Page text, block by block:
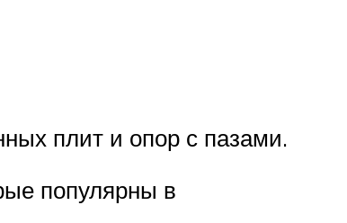
плит и опор с пазами.
популярны в